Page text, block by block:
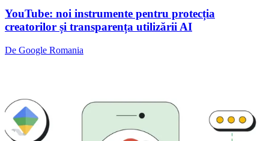
YouTube: noi instrumente pentru protecția
creatorilor și transparența utilizării AI
De Google Romania